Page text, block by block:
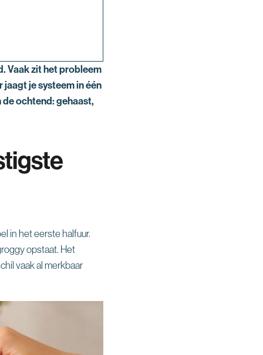
Vaak zit het probleem
jaagt je systeem in één
de ochtend: gehaast,
in het eerste halfuur.
opstaat. Het
vaak al merkbaar